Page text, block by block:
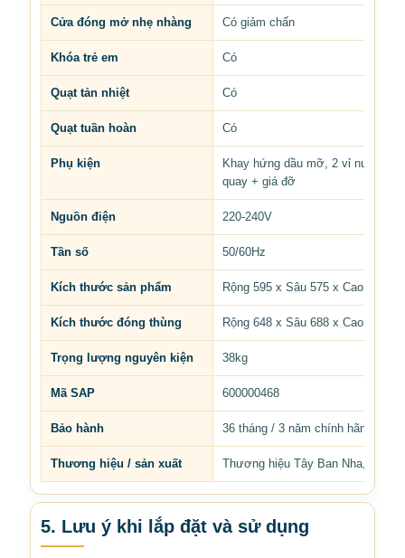
Cửa đóng mở nhẹ nhàng Có giảm chấn
Khóa trẻ em Có
Quạt tản nhiệt Có
Quạt tuần hoàn Có
Phụ kiện
Khay hứng dầu mỡ, 2 vỉ nướng
quay + giá đỡ
Nguồn điện 220-240V
Tần số 50/60Hz
Kích thước sản phẩm Rộng 595 x Sâu 575 x Cao 595
Kích thước đóng thùng Rộng 648 x Sâu 688 x Cao 670
Trọng lượng nguyên kiện 38kg
Mã SAP 600000468
Bảo hành 36 tháng / 3 năm chính hãng
Thương hiệu / sản xuất Thương hiệu Tây Ban Nha, sản
5. Lưu ý khi lắp đặt và sử dụng